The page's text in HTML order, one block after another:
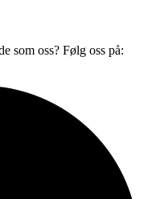
som oss? Følg oss på: